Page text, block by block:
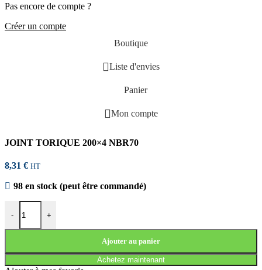
Pas encore de compte ?
Créer un compte
Boutique
Liste d'envies
Panier
Mon compte
JOINT TORIQUE 200×4 NBR70
8,31 € HT
98 en stock (peut être commandé)
-
quantité de JOINT TORIQUE 200x4 NBR70
+
Ajouter au panier
Achetez maintenant